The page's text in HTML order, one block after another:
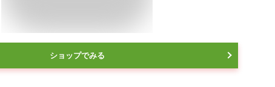
ショップでみる